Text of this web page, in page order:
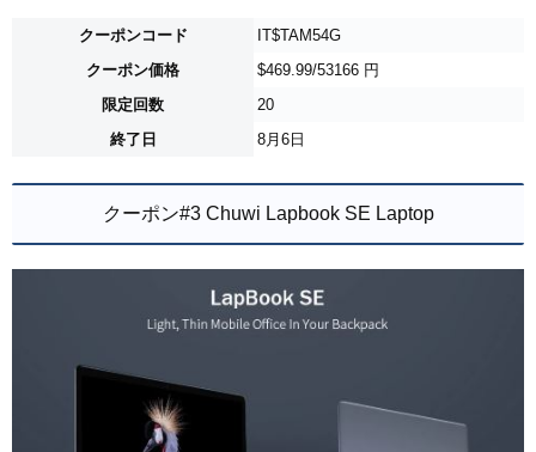
クーポンコード
IT$TAM54G
クーポン価格
$469.99/53166 円
限定回数
20
終了日
8月6日
クーポン#3 Chuwi Lapbook SE Laptop